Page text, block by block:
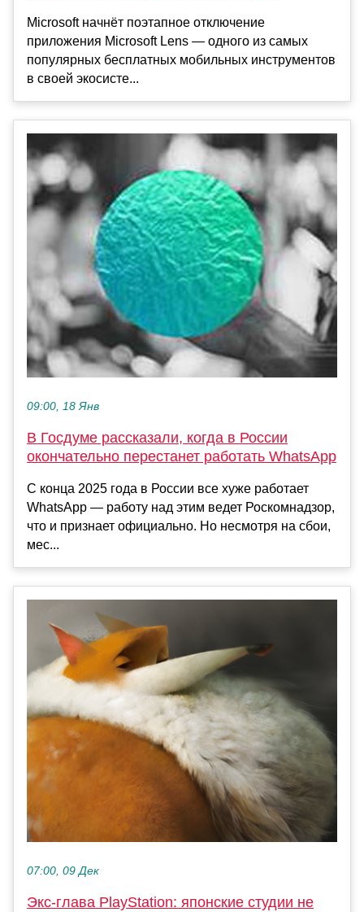
Microsoft начнёт поэтапное отключение
приложения Microsoft Lens — одного из самых
популярных бесплатных мобильных инструментов
в своей экосисте...
09:00, 18 Янв
В Госдуме рассказали, когда в России
окончательно перестанет работать WhatsApp
С конца 2025 года в России все хуже работает
WhatsApp — работу над этим ведет Роскомнадзор,
что и признает официально. Но несмотря на сбои,
мес...
07:00, 09 Дек
Экс-глава PlayStation: японские студии не